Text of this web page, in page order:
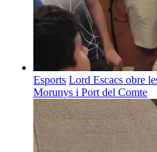
Esports Lord Escacs obre
Morunys i Port del Comte